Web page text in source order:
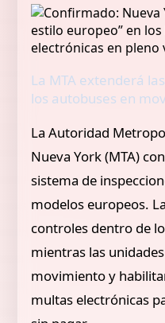
La MTA extenderá
los autobuses en
La Autoridad
Nueva York (MTA)
sistema de
modelos europeos.
controles dentro de
mientras las
movimiento y
multas electrónicas